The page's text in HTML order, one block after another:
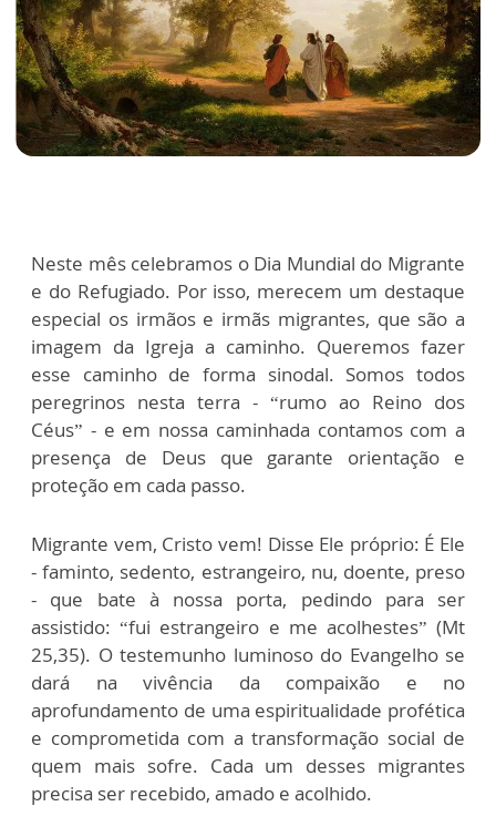
Neste mês celebramos o Dia Mundial do Migrante
e do Refugiado. Por isso, merecem um destaque
especial os irmãos e irmãs migrantes, que são a
imagem da Igreja a caminho. Queremos fazer
esse caminho de forma sinodal. Somos todos
peregrinos nesta terra - “rumo ao Reino dos
Céus” - e em nossa caminhada contamos com a
presença de Deus que garante orientação e
proteção em cada passo.
Migrante vem, Cristo vem! Disse Ele próprio: É Ele
- faminto, sedento, estrangeiro, nu, doente, preso
- que bate à nossa porta, pedindo para ser
assistido: “fui estrangeiro e me acolhestes” (Mt
25,35). O testemunho luminoso do Evangelho se
dará na vivência da compaixão e no
aprofundamento de uma espiritualidade profética
e comprometida com a transformação social de
quem mais sofre. Cada um desses migrantes
precisa ser recebido, amado e acolhido.